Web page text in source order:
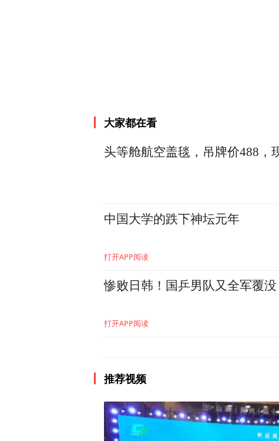
大家都在看
头等舱航空盖毯，吊牌价488，
中国大学的跌下神坛元年
打开APP阅读
惨败日韩！国乒男队又全军覆
打开APP阅读
推荐视频